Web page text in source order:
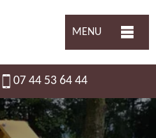
MENU
07 44 53 64 44